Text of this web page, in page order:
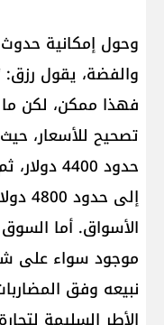
وحول إمكانية
والفضة، يقول رزق:
فهذا ممكن، لكن
تصحيح للأسعار،
حدود
إلى
الأسواق. أما
موجود سواء على
نبيعه وفق